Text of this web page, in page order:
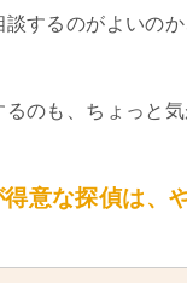
するのがよいのか
のも、ちょっと
意な探偵は、